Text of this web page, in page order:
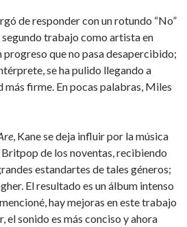
de responder con un rotundo “No”
segundo trabajo como artista en
que no pasa desapercibido;
se ha pulido llegando a
firme. En pocas palabras, Miles
, Kane se deja influir por la música
de los noventas, recibiendo
estandartes de tales géneros;
El resultado es un álbum intenso
hay mejoras en este trabajo
el sonido es más conciso y ahora